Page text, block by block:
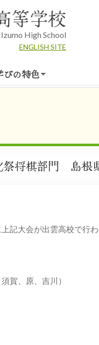
等学校
High School
ENGLISH SITE
びの特色
祭将棋部門 島根
記大会が出雲高校で行
、原、吉川）